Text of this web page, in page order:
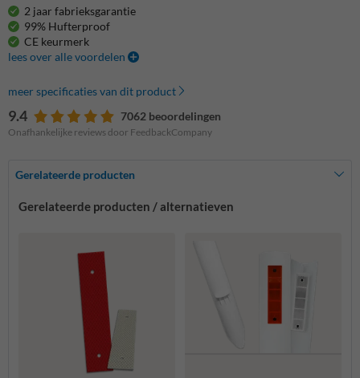
2 jaar fabrieksgarantie
99% Hufterproof
CE keurmerk
lees over alle voordelen
meer specificaties van dit product
9.4 7062 beoordelingen
Onafhankelijke reviews door FeedbackCompany
Gerelateerde producten
Gerelateerde producten / alternatieven